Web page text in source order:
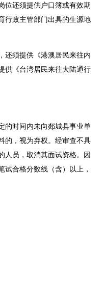
位还须提供户口簿或有效期
行政主管部门出具的生源地
还须提供《港澳居民来往内
供《台湾居民来往大陆通行
的时间内未向郯城县事业单
的，视为弃权。经审查不具
人员，取消其面试资格。因
试合格分数线（含）以上，